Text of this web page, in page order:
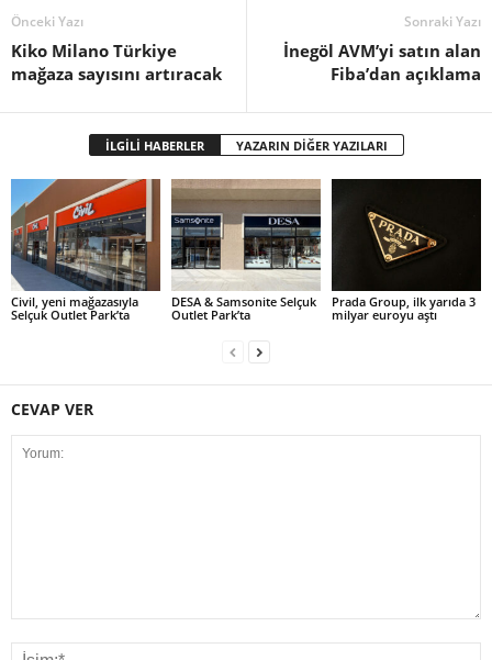
Önceki Yazı
Kiko Milano Türkiye
mağaza sayısını artıracak
Sonraki Yazı
İnegöl AVM’yi satın alan
Fiba’dan açıklama
İLGİLİ HABERLER YAZARIN DİĞER YAZILARI
Civil, yeni mağazasıyla
Selçuk Outlet Park’ta
DESA & Samsonite Selçuk
Outlet Park’ta
Prada Group, ilk yarıda 3
milyar euroyu aştı
CEVAP VER